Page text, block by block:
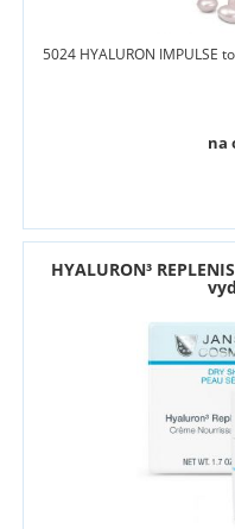
5024 HYALURON IMPULSE
na
HYALURON³